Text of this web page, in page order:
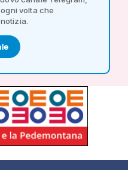
volta che